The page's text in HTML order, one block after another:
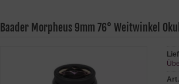
Baader Morpheus 9mm 76° Weitwinkel